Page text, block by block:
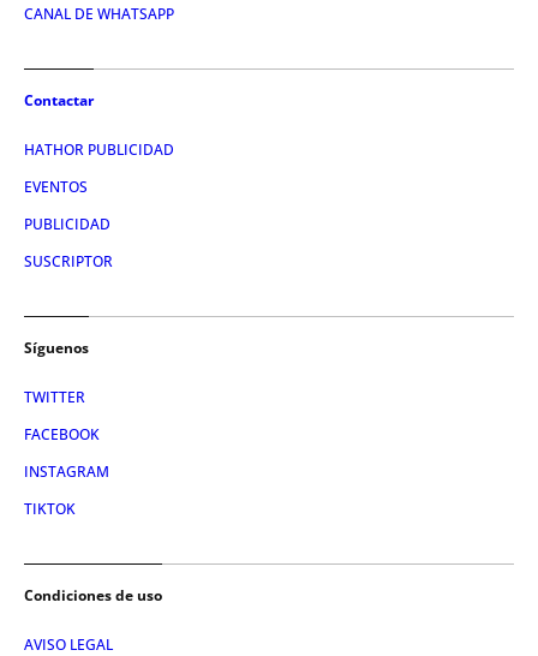
CANAL DE WHATSAPP
Contactar
HATHOR PUBLICIDAD
EVENTOS
PUBLICIDAD
SUSCRIPTOR
Síguenos
TWITTER
FACEBOOK
INSTAGRAM
TIKTOK
Condiciones de uso
AVISO LEGAL